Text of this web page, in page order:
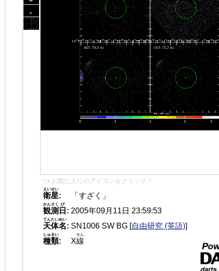
👈 お気に入りのアイコンをクリック！
衛星
えいせい
:
「すざく」
観測
かんそく
日
び
: 2005年09月11日 23:59:53
天体名
てんたいめい
: SN1006 SW BG [自由研究 (英語)]
種類
しゅるい
: X線
せん